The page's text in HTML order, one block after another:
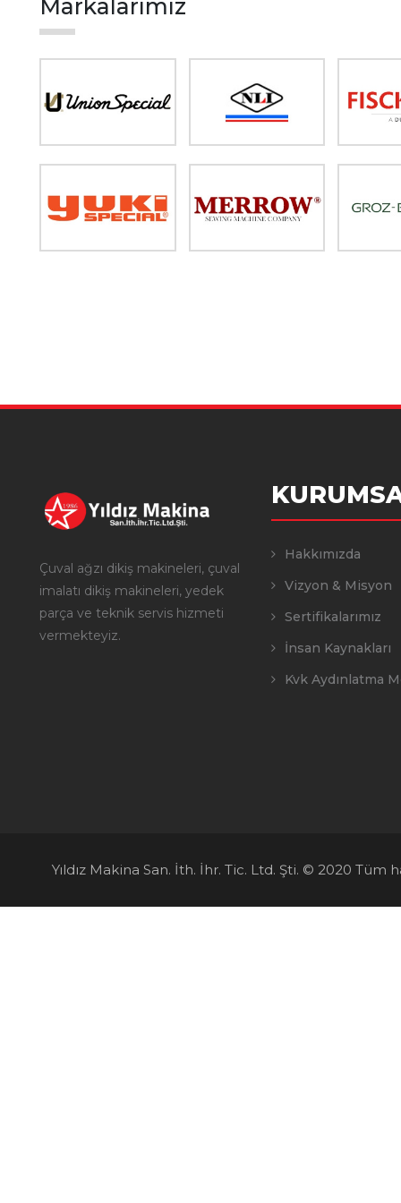
Markalarımız
Çuval ağzı dikiş makineleri, çuval
imalatı dikiş makineleri, yedek
parça ve teknik servis hizmeti
vermekteyiz.
Hakkımızda
Vizyon & Misyon
Sertifikalarımız
İnsan Kaynakları
Kvk Aydınlatma
Yıldız Makina San. İth. İhr. Tic. Ltd. Şti. © 2020 Tüm